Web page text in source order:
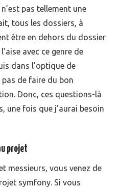
pas tellement une
tous les dossiers, à
être en dehors du dossier
avec ce genre de
dans l’optique de
de faire du bon
Donc, ces questions-là
une fois que j’aurai besoin
projet
messieurs, vous venez de
symfony. Si vous